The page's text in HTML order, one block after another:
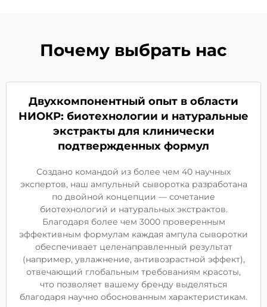
Почему выбрать нас
Двухкомпонентный опыт в области
НИОКР: биотехнологии и натуральные
экстракты для клинически
подтвержденных формул
Создано командой из более чем 40 научных
экспертов, наш ампульный сыворотка разработана
по двойной концепции — сочетание
биотехнологий и натуральных экстрактов.
Благодаря более чем 3000 проверенным
эффективным формулам каждая ампула сыворотки
обеспечивает целенаправленный результат
(например, увлажнение, антивозрастной эффект),
отвечающий глобальным требованиям красоты,
что позволяет вашему бренду выделяться
благодаря научно обоснованным характеристикам.